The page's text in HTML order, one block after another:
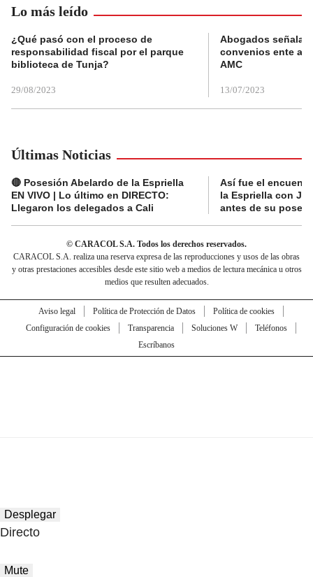
Lo más leído
¿Qué pasó con el proceso de
responsabilidad fiscal por el parque
biblioteca de Tunja?
29/08/2023
Abogados
convenios ente
AMC
13/07/2023
Últimas Noticias
🔴 Posesión Abelardo de la Espriella
EN VIVO | Lo último en DIRECTO:
Llegaron los delegados a Cali
Así fue el
la Espriella con
antes de su
© CARACOL S.A. Todos los derechos reservados.
CARACOL S.A. realiza una reserva expresa de las reproducciones y usos de las obras
y otras prestaciones accesibles desde este sitio web a medios de lectura mecánica u otros
medios que resulten adecuados.
Aviso legal Política de Protección de Datos
Política de cookies
Configuración de cookies
Transparencia Soluciones W
Teléfonos
Escríbanos
Desplegar
Directo
Mute